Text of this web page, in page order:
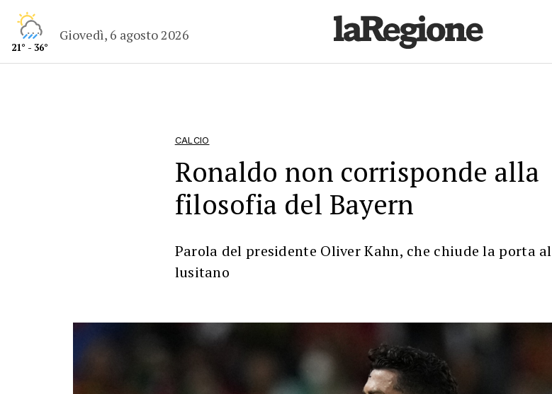
21° - 36°
Giovedì, 6 agosto 2026
CALCIO
Ronaldo non corrisponde alla
filosofia del Bayern
Parola del presidente Oliver Kahn, che chiude la porta al
lusitano